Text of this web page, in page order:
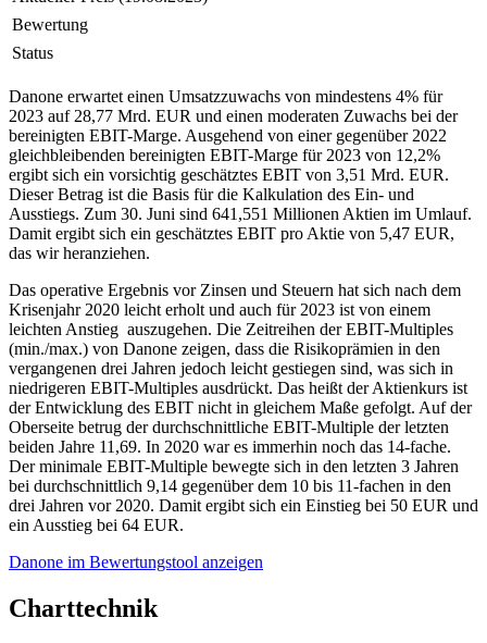
Bewertung
Status
Danone erwartet einen Umsatzzuwachs von mindestens 4% für
2023 auf 28,77 Mrd. EUR und einen moderaten Zuwachs bei der
bereinigten EBIT-Marge. Ausgehend von einer gegenüber 2022
gleichbleibenden bereinigten EBIT-Marge für 2023 von 12,2%
ergibt sich ein vorsichtig geschätztes EBIT von 3,51 Mrd. EUR.
Dieser Betrag ist die Basis für die Kalkulation des Ein- und
Ausstiegs. Zum 30. Juni sind 641,551 Millionen Aktien im Umlauf.
Damit ergibt sich ein geschätztes EBIT pro Aktie von 5,47 EUR,
das wir heranziehen.
Das operative Ergebnis vor Zinsen und Steuern hat sich nach dem
Krisenjahr 2020 leicht erholt und auch für 2023 ist von einem
leichten Anstieg auszugehen. Die Zeitreihen der EBIT-Multiples
(min./max.) von Danone zeigen, dass die Risikoprämien in den
vergangenen drei Jahren jedoch leicht gestiegen sind, was sich in
niedrigeren EBIT-Multiples ausdrückt. Das heißt der Aktienkurs ist
der Entwicklung des EBIT nicht in gleichem Maße gefolgt. Auf der
Oberseite betrug der durchschnittliche EBIT-Multiple der letzten
beiden Jahre 11,69. In 2020 war es immerhin noch das 14-fache.
Der minimale EBIT-Multiple bewegte sich in den letzten 3 Jahren
bei durchschnittlich 9,14 gegenüber dem 10 bis 11-fachen in den
drei Jahren vor 2020. Damit ergibt sich ein Einstieg bei 50 EUR und
ein Ausstieg bei 64 EUR.
Danone im Bewertungstool anzeigen
Charttechnik